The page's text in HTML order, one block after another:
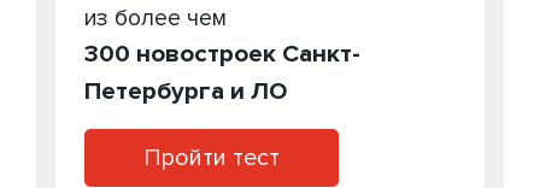
из более чем
300 новостроек Санкт-
Петербурга и ЛО
Пройти тест